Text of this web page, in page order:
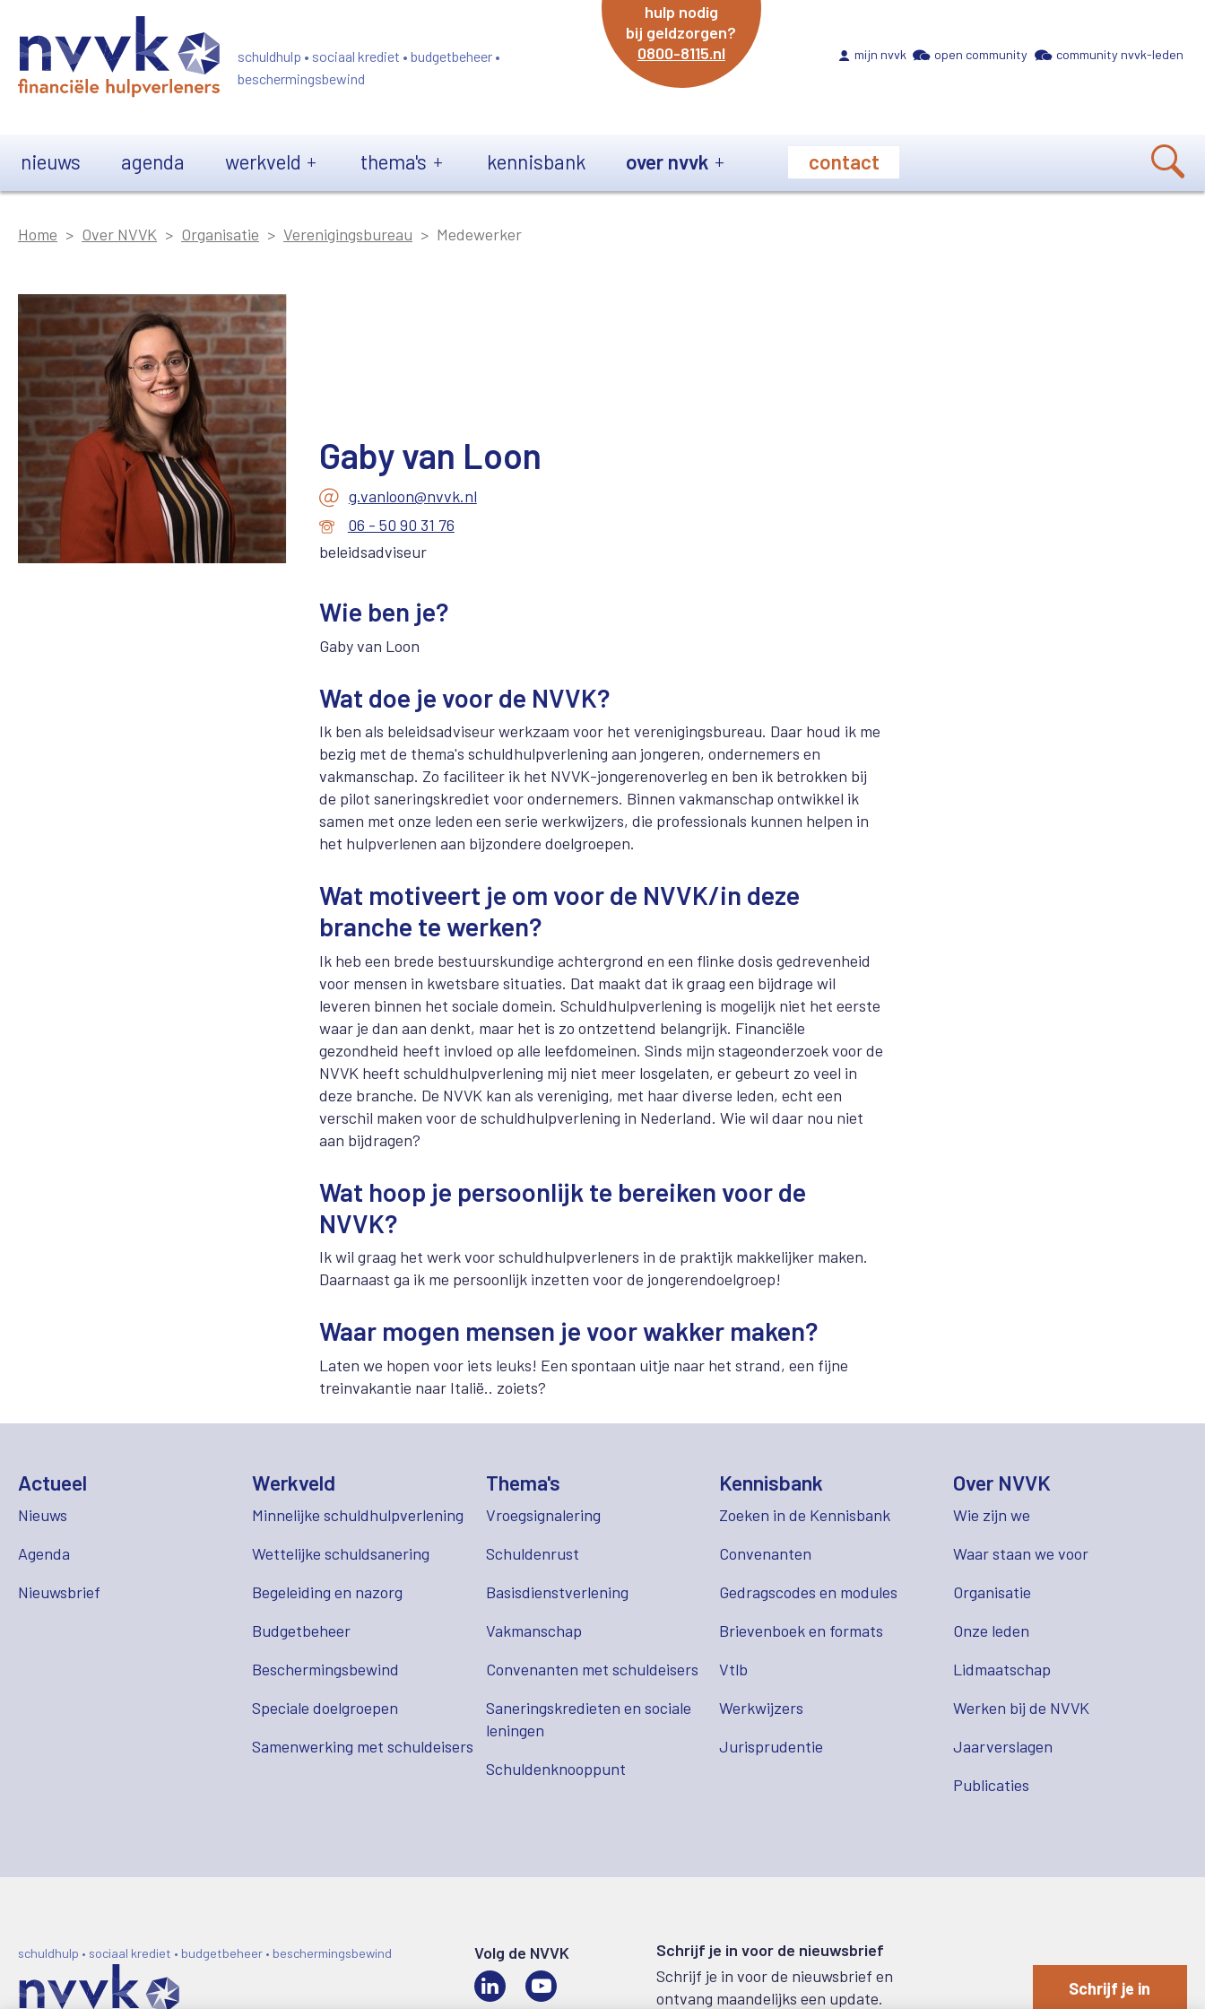
schuldhulp • sociaal krediet • budgetbeheer •
beschermingsbewind
hulp nodig
bij geldzorgen?
0800-8115.nl
mijn nvvk open community community nvvk-leden
nieuws agenda werkveld thema's kennisbank over nvvk contact
Home Over NVVK Organisatie Verenigingsbureau Medewerker
Gaby van Loon
g.vanloon@nvvk.nl
06 - 50 90 31 76
beleidsadviseur
Wie ben je?
Gaby van Loon
Wat doe je voor de NVVK?
Ik ben als beleidsadviseur werkzaam voor het verenigingsbureau. Daar houd ik me
bezig met de thema's schuldhulpverlening aan jongeren, ondernemers en
vakmanschap. Zo faciliteer ik het NVVK-jongerenoverleg en ben ik betrokken bij
de pilot saneringskrediet voor ondernemers. Binnen vakmanschap ontwikkel ik
samen met onze leden een serie werkwijzers, die professionals kunnen helpen in
het hulpverlenen aan bijzondere doelgroepen.
Wat motiveert je om voor de NVVK/in deze
branche te werken?
Ik heb een brede bestuurskundige achtergrond en een flinke dosis gedrevenheid
voor mensen in kwetsbare situaties. Dat maakt dat ik graag een bijdrage wil
leveren binnen het sociale domein. Schuldhulpverlening is mogelijk niet het eerste
waar je dan aan denkt, maar het is zo ontzettend belangrijk. Financiële
gezondheid heeft invloed op alle leefdomeinen. Sinds mijn stageonderzoek voor de
NVVK heeft schuldhulpverlening mij niet meer losgelaten, er gebeurt zo veel in
deze branche. De NVVK kan als vereniging, met haar diverse leden, echt een
verschil maken voor de schuldhulpverlening in Nederland. Wie wil daar nou niet
aan bijdragen?
Wat hoop je persoonlijk te bereiken voor de
NVVK?
Ik wil graag het werk voor schuldhulpverleners in de praktijk makkelijker maken.
Daarnaast ga ik me persoonlijk inzetten voor de jongerendoelgroep!
Waar mogen mensen je voor wakker maken?
Laten we hopen voor iets leuks! Een spontaan uitje naar het strand, een fijne
treinvakantie naar Italië.. zoiets?
Actueel
Nieuws
Agenda
Nieuwsbrief
Werkveld
Minnelijke schuldhulpverlening
Wettelijke schuldsanering
Begeleiding en nazorg
Budgetbeheer
Beschermingsbewind
Speciale doelgroepen
Samenwerking met schuldeisers
Thema's
Vroegsignalering
Schuldenrust
Basisdienstverlening
Vakmanschap
Convenanten met schuldeisers
Saneringskredieten en sociale
leningen
Schuldenknooppunt
Kennisbank
Zoeken in de Kennisbank
Convenanten
Gedragscodes en modules
Brievenboek en formats
Vtlb
Werkwijzers
Jurisprudentie
Over NVVK
Wie zijn we
Waar staan we voor
Organisatie
Onze leden
Lidmaatschap
Werken bij de NVVK
Jaarverslagen
Publicaties
schuldhulp • sociaal krediet • budgetbeheer • beschermingsbewind
Volg de NVVK
LinkedIn
Schrijf je in voor de nieuwsbrief
Schrijf je in voor de nieuwsbrief en
ontvang maandelijks een update.
Schrijf je in